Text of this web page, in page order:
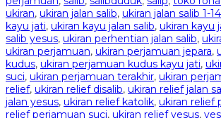
ukiran, ukiran jalan salib, ukiran jalan salib 1-14
kayu jati, ukiran kayu jalan salib, ukiran kayu
salib yesus, ukiran perhentian jalan salib,
ukiran perjamuan, ukiran perjamuan jepara,
kudus, ukiran perjamuan kudus kayu jati,
suci, ukiran perjamuan terakhir, ukiran
relief, ukiran relief disalib, ukiran relief jalan
jalan yesus, ukiran relief katolik, ukiran relief
relief perjamuan suci, ukiran relief yesus,